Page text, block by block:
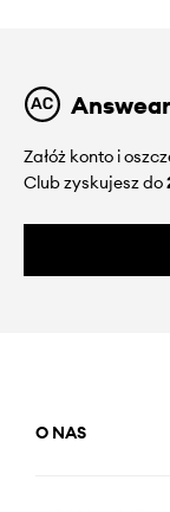
Załóż konto i
Club zyskujesz do
O NAS